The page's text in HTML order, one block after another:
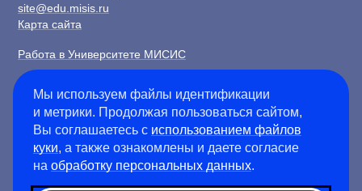
site@edu.misis.ru
Карта сайта
Работа в Университете МИСИС
Сведения об образовательной организации
Информация о закупках
Противодействие коррупции
Политика конфиденциальности
Мы используем файлы идентификации
и метрики. Продолжая пользоваться сайтом,
Вы соглашаетесь с использованием файлов
куки, а также ознакомлены и даете согласие
на обработку персональных данных.